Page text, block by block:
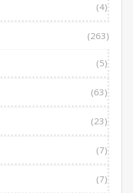
(4)
(263)
(5)
(63)
(23)
(7)
(7)